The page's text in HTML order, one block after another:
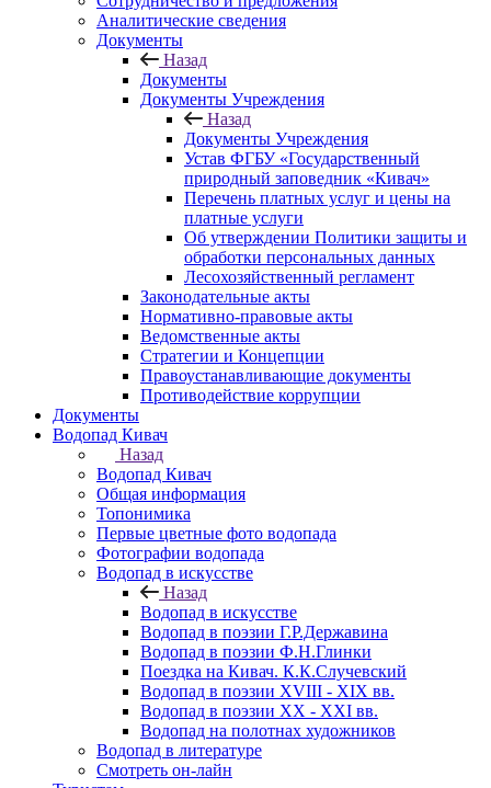
Аналитические сведения
Документы
Назад
Документы
Документы Учреждения
Назад
Документы Учреждения
Устав ФГБУ «Государственный
природный заповедник «Кивач»
Перечень платных услуг и цены на
платные услуги
Об утверждении Политики защиты и
обработки персональных данных
Лесохозяйственный регламент
Законодательные акты
Нормативно-правовые акты
Ведомственные акты
Стратегии и Концепции
Правоустанавливающие документы
Противодействие коррупции
Документы
Водопад Кивач
Назад
Водопад Кивач
Общая информация
Топонимика
Первые цветные фото водопада
Фотографии водопада
Водопад в искусстве
Назад
Водопад в искусстве
Водопад в поэзии Г.Р.Державина
Водопад в поэзии Ф.Н.Глинки
Поездка на Кивач. К.К.Случевский
Водопад в поэзии XVIII - XIX вв.
Водопад в поэзии XX - XXI вв.
Водопад на полотнах художников
Водопад в литературе
Смотреть он-лайн